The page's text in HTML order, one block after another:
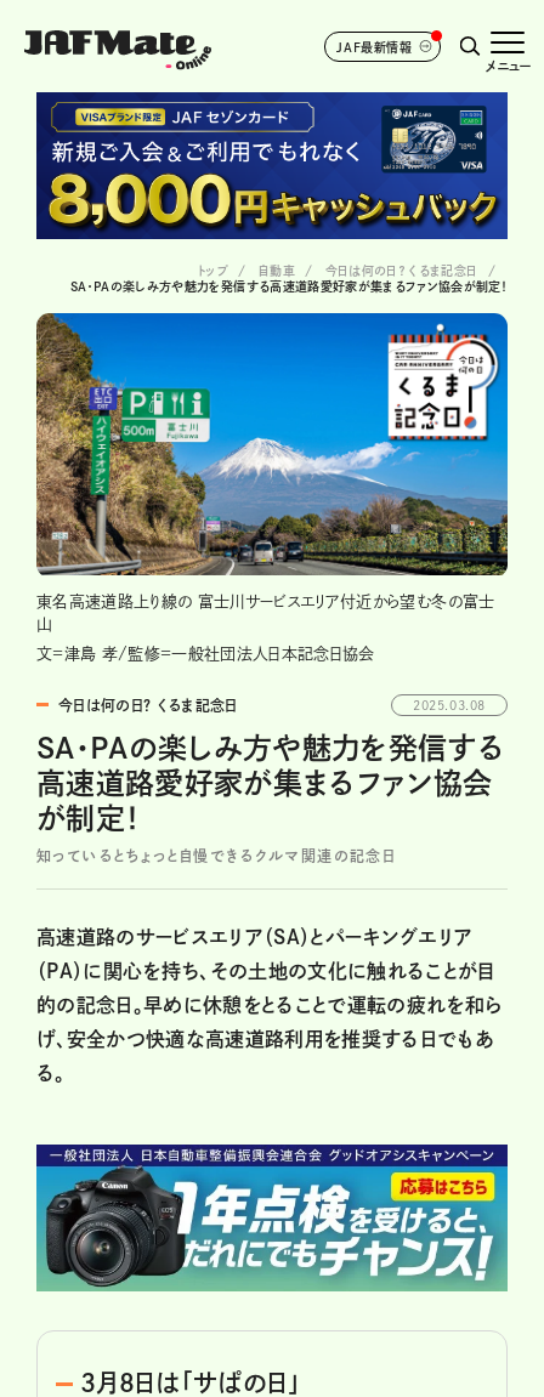
JAF最新情報
メニュー
トップ 自動車
今日は何の日？ くるま記念日
SA・PAの楽しみ方や魅力を発信する高速道路愛好家が集まるファン協会が制定！
東名高速道路上り線の 富士川サービスエリア付近から望む冬の富士
山
文=津島 孝/監修=一般社団法人日本記念日協会
今日は何の日？ くるま記念日 2025.03.08
SA・PAの楽しみ方や魅力を発信する
高速道路愛好家が集まるファン協会
が制定！
知っているとちょっと自慢できるクルマ関連の記念日
高速道路のサービスエリア（SA）とパーキングエリア
（PA）に関心を持ち、その土地の文化に触れることが目
的の記念日。早めに休憩をとることで運転の疲れを和ら
げ、安全かつ快適な高速道路利用を推奨する日でもあ
る。
3月8日は「サぱの日」